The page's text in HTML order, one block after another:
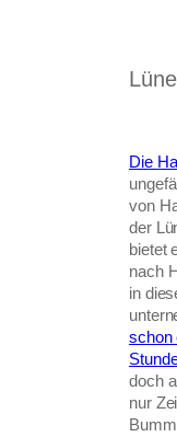
Die
von
der
bietet
nach
in
schon
doch
nur